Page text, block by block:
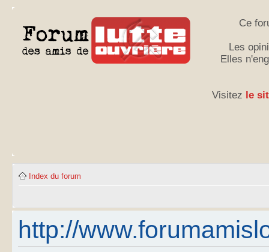
Ce
Les
Elles
Visitez le
Index du forum
http://